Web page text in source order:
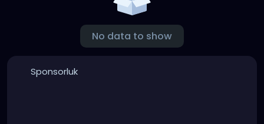
No data to show
Sponsorluk